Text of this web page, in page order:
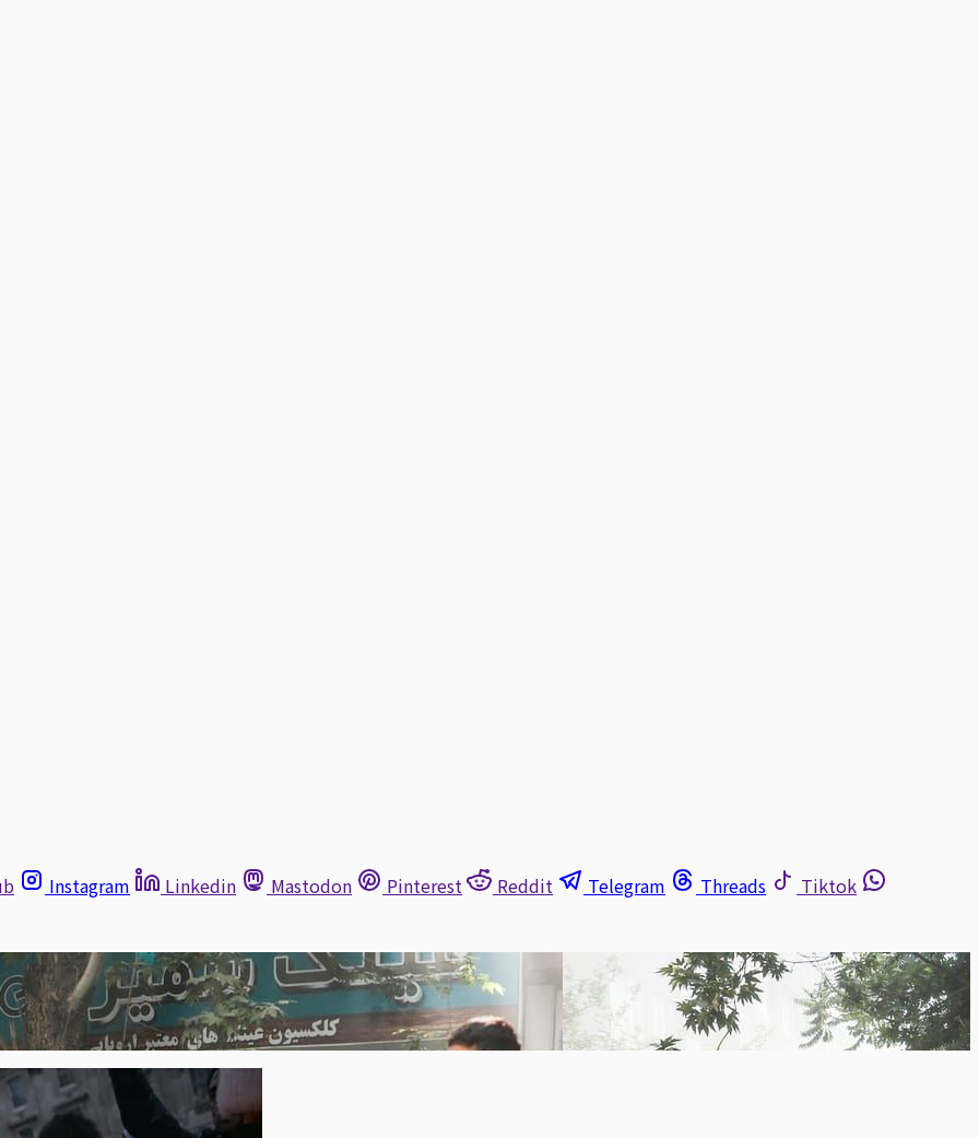
Instagram Linkedin Mastodon Pinterest Reddit Telegram Threads Tiktok